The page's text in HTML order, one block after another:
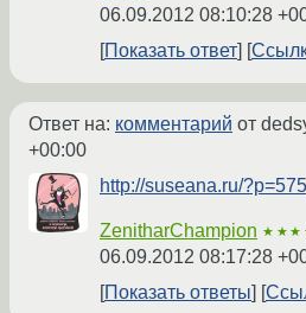
06.09.2012 08:10:28
Показать ответ
Ответ на: комментарий от
+00:00
http://suseana.ru/?p=575
ZenitharChampion
06.09.2012 08:17:28
Показать ответы